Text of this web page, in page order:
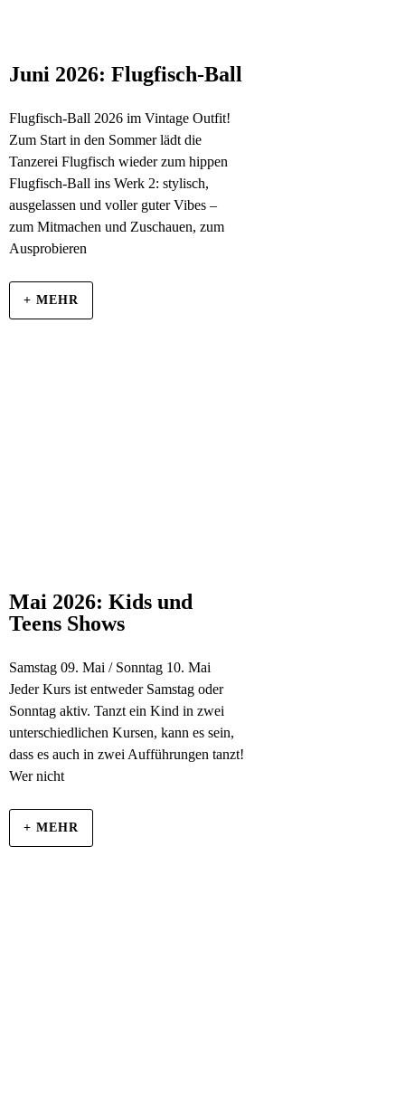
Juni 2026: Flugfisch-Ball
Flugfisch-Ball 2026 im Vintage Outfit!
Zum Start in den Sommer lädt die
Tanzerei Flugfisch wieder zum hippen
Flugfisch-Ball ins Werk 2: stylisch,
ausgelassen und voller guter Vibes –
zum Mitmachen und Zuschauen, zum
Ausprobieren
+ MEHR
Mai 2026: Kids und
Teens Shows
Samstag 09. Mai / Sonntag 10. Mai
Jeder Kurs ist entweder Samstag oder
Sonntag aktiv. Tanzt ein Kind in zwei
unterschiedlichen Kursen, kann es sein,
dass es auch in zwei Aufführungen tanzt!
Wer nicht
+ MEHR